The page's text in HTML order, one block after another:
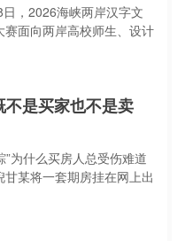
，2026海峡两岸汉字文
面向两岸高校师生、设计
不是买家也不是卖
”为什么买房人总受伤难道
某将一套期房挂在网上出